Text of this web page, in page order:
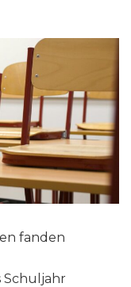
fanden
Schuljahr